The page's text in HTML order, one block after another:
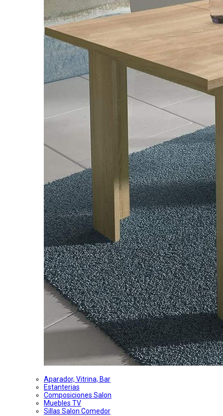
Aparador, Vitrina, Bar
Estanterias
Composiciones Salon
Muebles TV
Sillas Salon Comedor